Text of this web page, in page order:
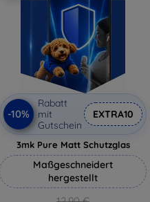
-10%
Rabatt
mit
Gutschein
EXTRA10
3mk Pure Matt Schutzglas
Maßgeschneidert
hergestellt